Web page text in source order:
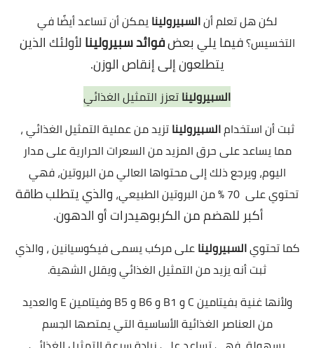
لكن هل تعلم أنالسبيرولينا يمكن أن تساعد أيضًا في
التخسيس؟فيما يلي بعضفوائد سبيرولينالأولئك الذين
يتطلعون إلى إنقاص الوزن.
السبيروليناتعزز التمثيل الغذائي
ثبت أن استخدامالسبيروليناتزيد من عملية التمثيل الغذائي ،
مما يساعد على حرق المزيد من السعرات الحرارية على مدار
اليوم، ويرجع ذلك إلى محتواها العالي من البروتين،فهي
تحتوي على 70 ٪ من البروتين الطبيعي،
والذي يتطلب طاقة
أكبر للهضم من الكربوهيدرات أو الدهون.
كما تحتويالسبيروليناعلى مركب يسمىفيكوسيانين، والذي
ثبت أنه يزيد من التمثيل الغذائي ويقلل الشهية.
ولأنها غنية بفيتامين C و B1 و B6 و B5 وفيتامين E والعديد
من العناصر الغذائية الأساسية التي يمتصها الجسم